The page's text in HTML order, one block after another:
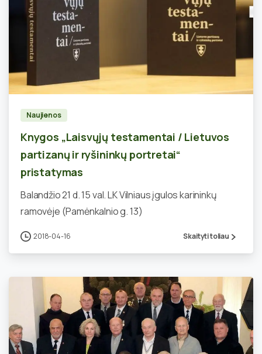
Naujienos
Knygos „Laisvųjų testamentai / Lietuvos
partizanų ir ryšininkų portretai“
pristatymas
Balandžio 21 d. 15 val. LK Vilniaus įgulos karininkų
ramovėje (Pamėnkalnio g. 13)
2018-04-16 Skaityti toliau